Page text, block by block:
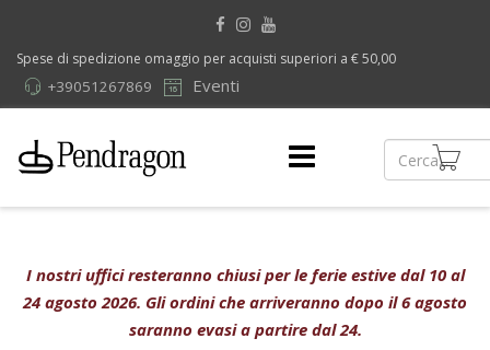
Spese di spedizione omaggio per acquisti superiori a € 50,00
Eventi
+39051267869
I nostri uffici resteranno chiusi per le ferie estive dal 10 al
24 agosto 2026. Gli ordini che arriveranno dopo il 6 agosto
saranno evasi a partire dal 24.